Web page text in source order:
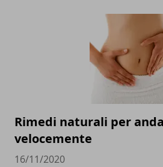
Rimedi naturali per
velocemente
16/11/2020